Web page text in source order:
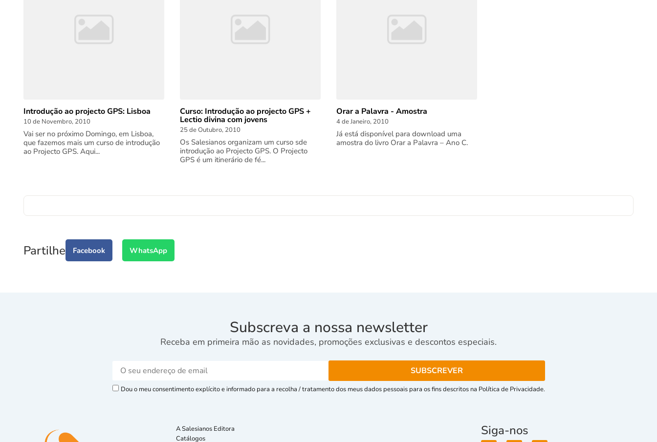
Introdução ao projecto GPS: Lisboa
10 de Novembro, 2010
Vai ser no próximo Domingo, em Lisboa,
que fazemos mais um curso de introdução
ao Projecto GPS. Aqui...
Curso: Introdução ao projecto GPS +
Lectio divina com jovens
25 de Outubro, 2010
Os Salesianos organizam um curso sde
introdução ao Projecto GPS. O Projecto
GPS é um itinerário de fé...
Orar a Palavra - Amostra
4 de Janeiro, 2010
Já está disponível para download uma
amostra do livro Orar a Palavra – Ano C.
Partilhe Facebook WhatsApp
Subscreva a nossa newsletter
Receba em primeira mão as novidades, promoções exclusivas e descontos especiais.
Dou o meu consentimento explícito e informado para a recolha / tratamento dos meus dados pessoais para os fins descritos na Política de Privacidade.
A Salesianos Editora
Catálogos
Siga-nos